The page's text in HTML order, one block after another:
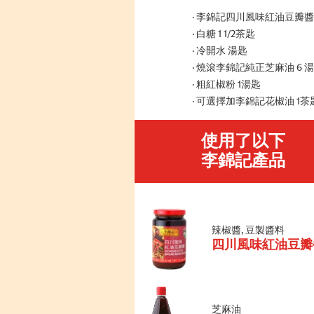
李錦記四川風味紅油豆瓣
白糖 1 1/2茶匙
冷開水 湯匙
燒滾李錦記純正芝麻油 6
粗紅椒粉 1湯匙
可選擇加李錦記花椒油 1茶
使用了以下
李錦記產品
辣椒醬, 豆製醬料
四川風味紅油豆
芝麻油